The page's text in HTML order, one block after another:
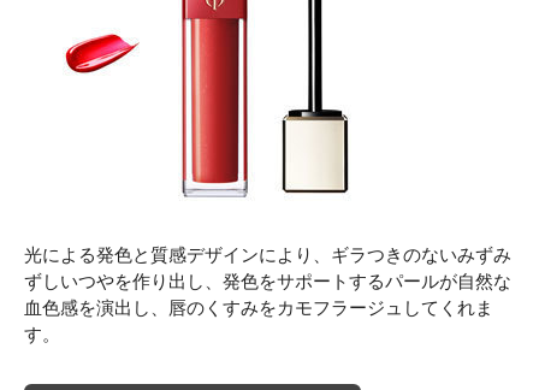
光による発色と質感デザインにより、ギラつきのないみずみ
ずしいつやを作り出し、発色をサポートするパールが自然な
血色感を演出し、唇のくすみをカモフラージュしてくれま
す。